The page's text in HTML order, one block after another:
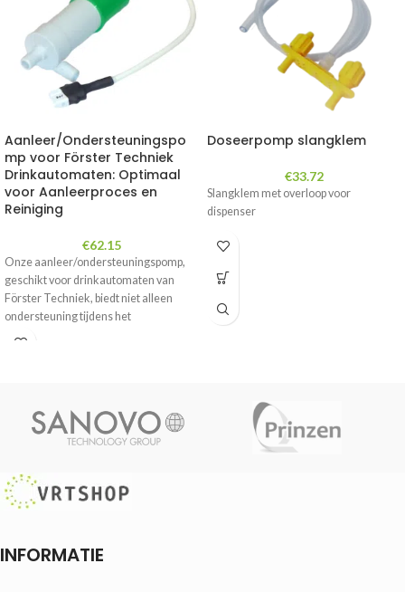
Aanleer/Ondersteuningspo
mp voor Förster Techniek
Drinkautomaten: Optimaal
voor Aanleerproces en
Reiniging
€62.15
Onze aanleer/ondersteuningspomp,
geschikt voor drinkautomaten van
Förster Techniek, biedt niet alleen
ondersteuning tijdens het
aanleerproces van kalveren, maar is
Doseerpomp slangklem
€33.72
Slangklem met overloop voor
dispenser
INFORMATIE